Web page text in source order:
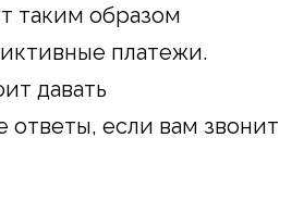
таким образом
платежи.
давать
ответы, если вам звонит